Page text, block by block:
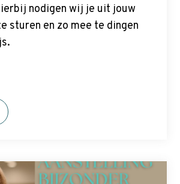
nodigen wij je uit jouw
sturen en zo mee te dingen